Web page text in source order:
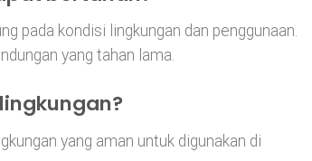
pada kondisi lingkungan dan penggunaan.
yang tahan lama.
yang aman untuk digunakan di